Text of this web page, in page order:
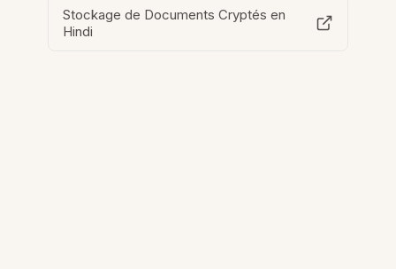
Stockage de Documents Cryptés en
Hindi